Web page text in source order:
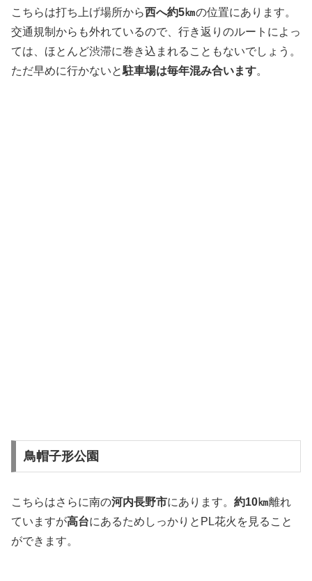
こちらは打ち上げ場所から西へ約5㎞の位置にあります。
交通規制からも外れているので、行き返りのルートによっ
ては、ほとんど渋滞に巻き込まれることもないでしょう。
ただ早めに行かないと駐車場は毎年混み合います。
鳥帽子形公園
こちらはさらに南の河内長野市にあります。 約10㎞離れ
ていますが高台にあるためしっかりとPL花火を見ること
ができます。